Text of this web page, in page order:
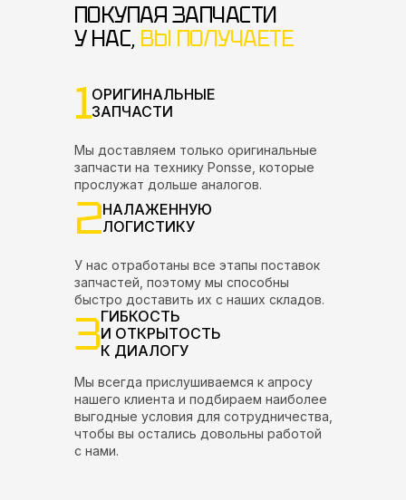
ПОКУПАЯ ЗАПЧАСТИ
У НАС, ВЫ ПОЛУЧАЕТЕ
1ОРИГИНАЛЬНЫЕ
ЗАПЧАСТИ
Мы доставляем только оригинальные
запчасти на технику Ponsse, которые
прослужат дольше аналогов.
2НАЛАЖЕННУЮ
ЛОГИСТИКУ
У нас отработаны все этапы поставок
запчастей, поэтому мы способны
быстро доставить их с наших складов.
3ГИБКОСТЬ
И ОТКРЫТОСТЬ
К ДИАЛОГУ
Мы всегда прислушиваемся к апросу
нашего клиента и подбираем наиболее
выгодные условия для сотрудничества,
чтобы вы остались довольны работой
с нами.